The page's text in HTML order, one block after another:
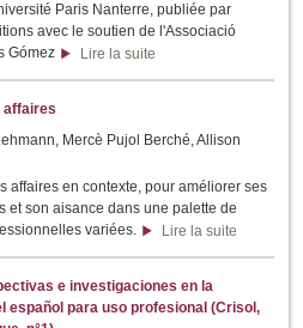
Paris Nanterre, publiée par
avec le soutien de l'Associació
Gómez
Lire la suite
affaires
Mercè Pujol Berché, Allison
affaires en contexte, pour améliorer ses
et son aisance dans une palette de
variées.
Lire la suite
e investigaciones en la
español para uso profesional (Crisol,